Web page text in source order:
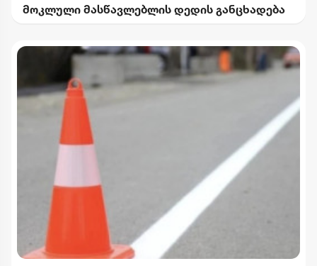
მოკლული მასწავლებლის დედის განცხადება